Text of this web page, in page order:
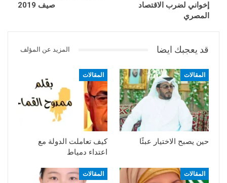
إخواني لضرب الاقتصاد
المصري
صيف 2019
قد يعجبك ايضا المزيد عن المؤلف
المقالات
حين يصبح الاختيار عبئًا
المقالات
كيف تعاملت الدولة مع
اعتداء دمياط
المقالات المقالات